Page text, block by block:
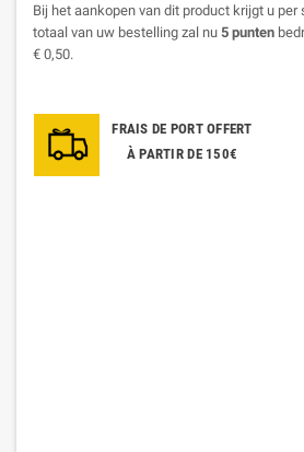
Bij het aankopen van dit product krijgt u per
totaal van uw bestelling zal nu 5 punten
€ 0,50.
FRAIS DE PORT OFFERT
À PARTIR DE 150€